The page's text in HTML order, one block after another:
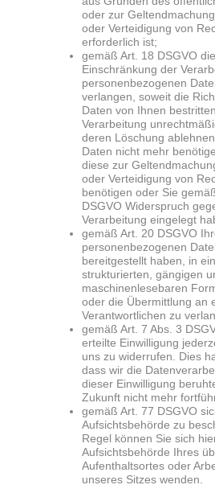
oder zur
oder Verteidigung von
erforderlich ist;
gemäß Art. 18 DSGVO die
Einschränkung der
personenbezogenen
verlangen, soweit die
Daten von Ihnen
Verarbeitung
deren Löschung
Daten nicht mehr
diese zur
oder Verteidigung von
benötigen oder Sie
DSGVO Widerspruch
Verarbeitung eingelegt
gemäß Art. 20 DSGVO
personenbezogenen
bereitgestellt haben, in
strukturierten, gängigen
maschinenlesebaren
oder die Übermittlung an
Verantwortlichen zu
gemäß Art. 7 Abs. 3
erteilte Einwilligung
uns zu widerrufen. Dies
dass wir die
dieser Einwilligung
Zukunft nicht mehr
gemäß Art. 77 DSGVO
Aufsichtsbehörde zu
Regel können Sie sich
Aufsichtsbehörde Ihres
Aufenthaltsortes oder
unseres Sitzes wenden.